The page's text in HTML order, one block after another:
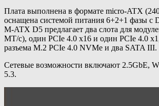
Плата выполнена в формате micro-ATX
оснащена системой питания 6+2+1 фазы с
M-ATX D5 предлагает два слота для
МТ/с), один PCIe 4.0 x16 и один PCIe 4.0
разъема M.2 PCIe 4.0 NVMe и два SATA III.
Сетевые возможности включают 2.5GbE,
5.3.